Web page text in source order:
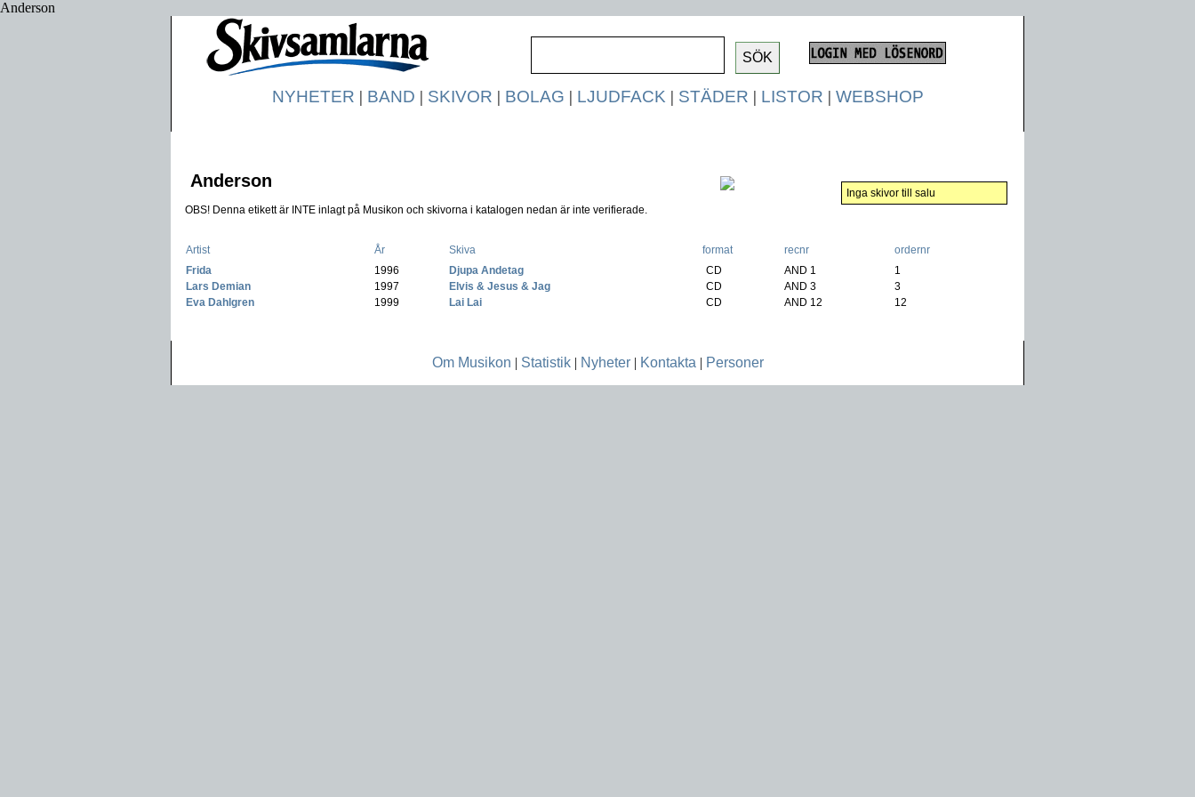
Anderson
NYHETER | BAND | SKIVOR | BOLAG | LJUDFACK | STÄDER | LISTOR | WEBSHOP
Anderson
OBS! Denna etikett är INTE inlagt på Musikon och skivorna i katalogen nedan är inte verifierade.
Inga skivor till salu
Artist År Skiva format recnr
ordernr
Frida
1996 Djupa Andetag CD AND 1
1
Lars Demian
1997 Elvis & Jesus & Jag CD AND 3
3
Eva Dahlgren
1999 Lai Lai CD AND 12 12
Om Musikon | Statistik| Nyheter| Kontakta | Personer